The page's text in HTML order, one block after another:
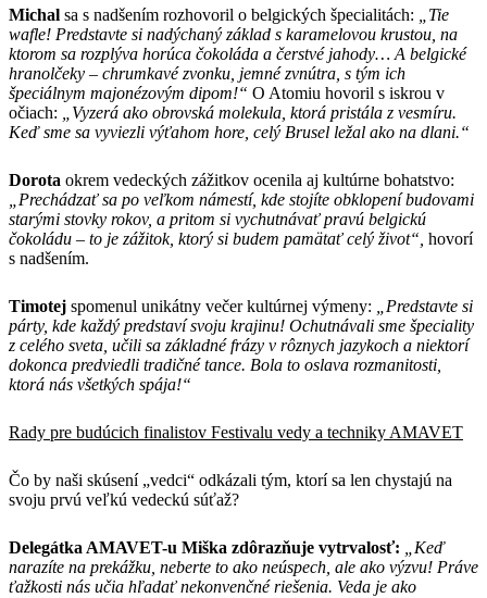
Michal sa s nadšením rozhovoril o belgických špecialitách:
„Tie
wafle! Predstavte si nadýchaný základ s karamelovou krustou, na
ktorom sa rozplýva horúca čokoláda a čerstvé jahody… A belgické
hranolčeky – chrumkavé zvonku, jemné zvnútra, s tým ich
špeciálnym majonézovým dipom!“ O Atomiu hovoril s iskrou v
očiach: „Vyzerá ako obrovská molekula, ktorá pristála z vesmíru.
Keď sme sa vyviezli výťahom hore, celý Brusel ležal ako na dlani.“
Dorota okrem vedeckých zážitkov ocenila aj kultúrne bohatstvo:
„Prechádzať sa po veľkom námestí, kde stojíte obklopení budovami
starými stovky rokov, a pritom si vychutnávať pravú belgickú
čokoládu – to je zážitok, ktorý si budem pamätať celý život“, hovorí
s nadšením.
Timotej spomenul unikátny večer kultúrnej výmeny:
„Predstavte si
párty, kde každý predstaví svoju krajinu! Ochutnávali sme špeciality
z celého sveta, učili sa základné frázy v rôznych jazykoch a niektorí
dokonca predviedli tradičné tance. Bola to oslava rozmanitosti,
ktorá nás všetkých spája!“
Rady pre budúcich finalistov Festivalu vedy a techniky AMAVET
Čo by naši skúsení „vedci“ odkázali tým, ktorí sa len chystajú na
svoju prvú veľkú vedeckú súťaž?
Delegátka AMAVET-u Miška zdôrazňuje vytrvalosť:
„Keď
narazíte na prekážku, neberte to ako neúspech, ale ako výzvu! Práve
ťažkosti nás učia hľadať nekonvenčné riešenia. Veda je ako